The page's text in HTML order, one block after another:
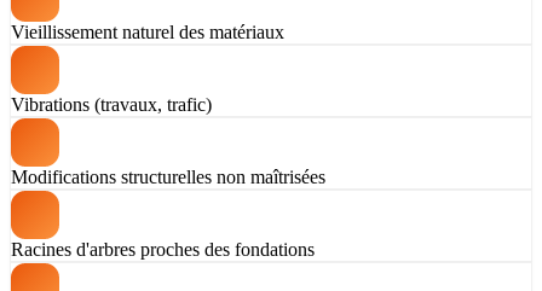
Vieillissement naturel des matériaux
Vibrations (travaux, trafic)
Modifications structurelles non maîtrisées
Racines d'arbres proches des fondations